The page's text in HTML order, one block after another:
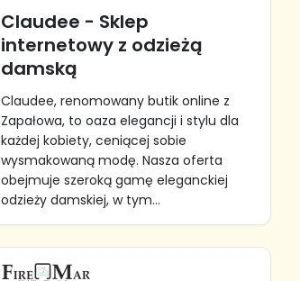
Claudee - Sklep
internetowy z odzieżą
damską
Claudee, renomowany butik online z
Zapałowa, to oaza elegancji i stylu dla
każdej kobiety, ceniącej sobie
wysmakowaną modę. Nasza oferta
obejmuje szeroką gamę eleganckiej
odzieży damskiej, w tym...